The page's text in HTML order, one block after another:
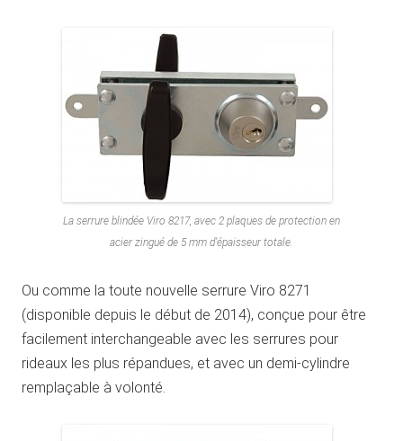
La serrure blindée Viro 8217, avec 2 plaques de protection en
acier zingué de 5 mm d’épaisseur totale.
Ou comme la toute nouvelle serrure Viro 8271
(disponible depuis le début de 2014), conçue pour être
facilement interchangeable avec les serrures pour
rideaux les plus répandues, et avec un demi-cylindre
remplaçable à volonté.